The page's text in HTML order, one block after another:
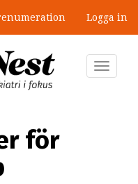
Logga in
Toggle
för
– just därför togs